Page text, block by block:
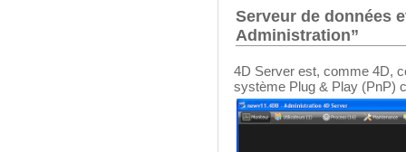
Serveur de données
Administration”
4D Server est, comme 4D,
système Plug & Play (PnP)